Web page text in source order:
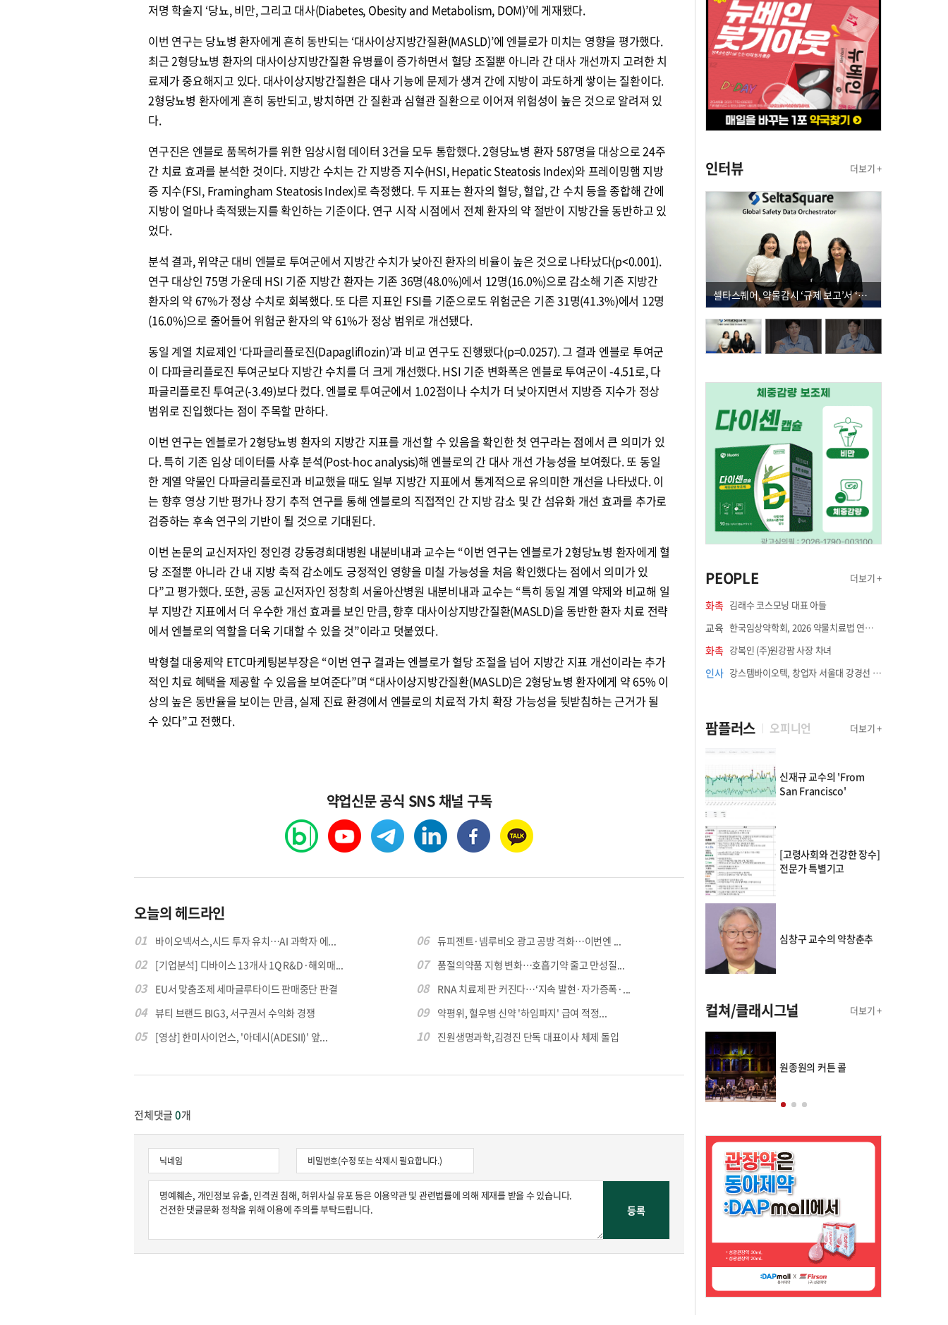
저명 학술지 ‘당뇨, 비만, 그리고 대사(Diabetes, Obesity and Metabolism, DOM)’에 게재됐다.
이번 연구는 당뇨병 환자에게 흔히 동반되는 ‘대사이상지방간질환(MASLD)’에 엔블로가 미치는 영향을 평가했다.
최근 2형당뇨병 환자의 대사이상지방간질환 유병률이 증가하면서 혈당 조절뿐 아니라 간 대사 개선까지 고려한 치
료제가 중요해지고 있다. 대사이상지방간질환은 대사 기능에 문제가 생겨 간에 지방이 과도하게 쌓이는 질환이다.
2형당뇨병 환자에게 흔히 동반되고, 방치하면 간 질환과 심혈관 질환으로 이어져 위험성이 높은 것으로 알려져 있
다.
연구진은 엔블로 품목허가를 위한 임상시험 데이터 3건을 모두 통합했다. 2형당뇨병 환자 587명을 대상으로 24주
간 치료 효과를 분석한 것이다. 지방간 수치는 간 지방증 지수(HSI, Hepatic Steatosis Index)와 프레이밍햄 지방
증 지수(FSI, Framingham Steatosis Index)로 측정했다. 두 지표는 환자의 혈당, 혈압, 간 수치 등을 종합해 간에
지방이 얼마나 축적됐는지를 확인하는 기준이다. 연구 시작 시점에서 전체 환자의 약 절반이 지방간을 동반하고 있
었다.
분석 결과, 위약군 대비 엔블로 투여군에서 지방간 수치가 낮아진 환자의 비율이 높은 것으로 나타났다(p<0.001).
연구 대상인 75명 가운데 HSI 기준 지방간 환자는 기존 36명(48.0%)에서 12명(16.0%)으로 감소해 기존 지방간
환자의 약 67%가 정상 수치로 회복했다. 또 다른 지표인 FSI를 기준으로도 위험군은 기존 31명(41.3%)에서 12명
(16.0%)으로 줄어들어 위험군 환자의 약 61%가 정상 범위로 개선됐다.
동일 계열 치료제인 ‘다파글리플로진(Dapagliflozin)’과 비교 연구도 진행됐다(p=0.0257). 그 결과 엔블로 투여군
이 다파글리플로진 투여군보다 지방간 수치를 더 크게 개선했다. HSI 기준 변화폭은 엔블로 투여군이 -4.51로, 다
파글리플로진 투여군(-3.49)보다 컸다. 엔블로 투여군에서 1.02점이나 수치가 더 낮아지면서 지방증 지수가 정상
범위로 진입했다는 점이 주목할 만하다.
이번 연구는 엔블로가 2형당뇨병 환자의 지방간 지표를 개선할 수 있음을 확인한 첫 연구라는 점에서 큰 의미가 있
다. 특히 기존 임상 데이터를 사후 분석(Post-hoc analysis)해 엔블로의 간 대사 개선 가능성을 보여줬다. 또 동일
한 계열 약물인 다파글리플로진과 비교했을 때도 일부 지방간 지표에서 통계적으로 유의미한 개선을 나타냈다. 이
는 향후 영상 기반 평가나 장기 추적 연구를 통해 엔블로의 직접적인 간 지방 감소 및 간 섬유화 개선 효과를 추가로
검증하는 후속 연구의 기반이 될 것으로 기대된다.
이번 논문의 교신저자인 정인경 강동경희대병원 내분비내과 교수는 “이번 연구는 엔블로가 2형당뇨병 환자에게 혈
당 조절뿐 아니라 간 내 지방 축적 감소에도 긍정적인 영향을 미칠 가능성을 처음 확인했다는 점에서 의미가 있
다”고 평가했다. 또한, 공동 교신저자인 정창희 서울아산병원 내분비내과 교수는 “특히 동일 계열 약제와 비교해 일
부 지방간 지표에서 더 우수한 개선 효과를 보인 만큼, 향후 대사이상지방간질환(MASLD)을 동반한 환자 치료 전략
에서 엔블로의 역할을 더욱 기대할 수 있을 것”이라고 덧붙였다.
박형철 대웅제약 ETC마케팅본부장은 “이번 연구 결과는 엔블로가 혈당 조절을 넘어 지방간 지표 개선이라는 추가
적인 치료 혜택을 제공할 수 있음을 보여준다”며 “대사이상지방간질환(MASLD)은 2형당뇨병 환자에게 약 65% 이
상의 높은 동반율을 보이는 만큼, 실제 진료 환경에서 엔블로의 치료적 가치 확장 가능성을 뒷받침하는 근거가 될
수 있다”고 전했다.
약업신문 공식 SNS 채널 구독
오늘의 헤드라인
01 바이오넥서스,시드 투자 유치…AI 과학자 에...
02 [기업분석] 디바이스 13개사 1Q R&D·해외매...
03 EU서 맞춤조제 세마글루타이드 판매중단 판결
04 뷰티 브랜드 BIG3, 서구권서 수익화 경쟁
05 [영상] 한미사이언스, '아데시(ADESII)' 앞...
06 듀피젠트·넴루비오 광고 공방 격화…이번엔 ...
07 품절의약품 지형 변화…호흡기약 줄고 만성질...
08 RNA 치료제 판 커진다…‘지속 발현·자가증폭·...
09 약평위, 혈우병 신약 '하임파지' 급여 적정...
10 진원생명과학,김경진 단독 대표이사 체제 돌입
전체댓글0개
인터뷰 더보기 +
셀타스퀘어, 약물감시 ‘규제 보고’서 ‘데이터 의사결정’으로 "PVX 전환 요구 커진다"
PEOPLE 더보기 +
화촉 김래수 코스모닝 대표 아들
교육 한국임상약학회, 2026 약물치료법 연수강좌 8월 21일 개최
화촉 강복인 (주)원강팜 사장 차녀
인사 강스템바이오텍, 창업자 서울대 강경선 교수 최고과학책임자 선임
팜플러스 오피니언 더보기 +
신재규 교수의 'From
San Francisco'
[고령사회와 건강한 장수]
전문가 특별기고
심창구 교수의 약창춘추
컬쳐/클래시그널 더보기 +
원종원의 커튼 콜